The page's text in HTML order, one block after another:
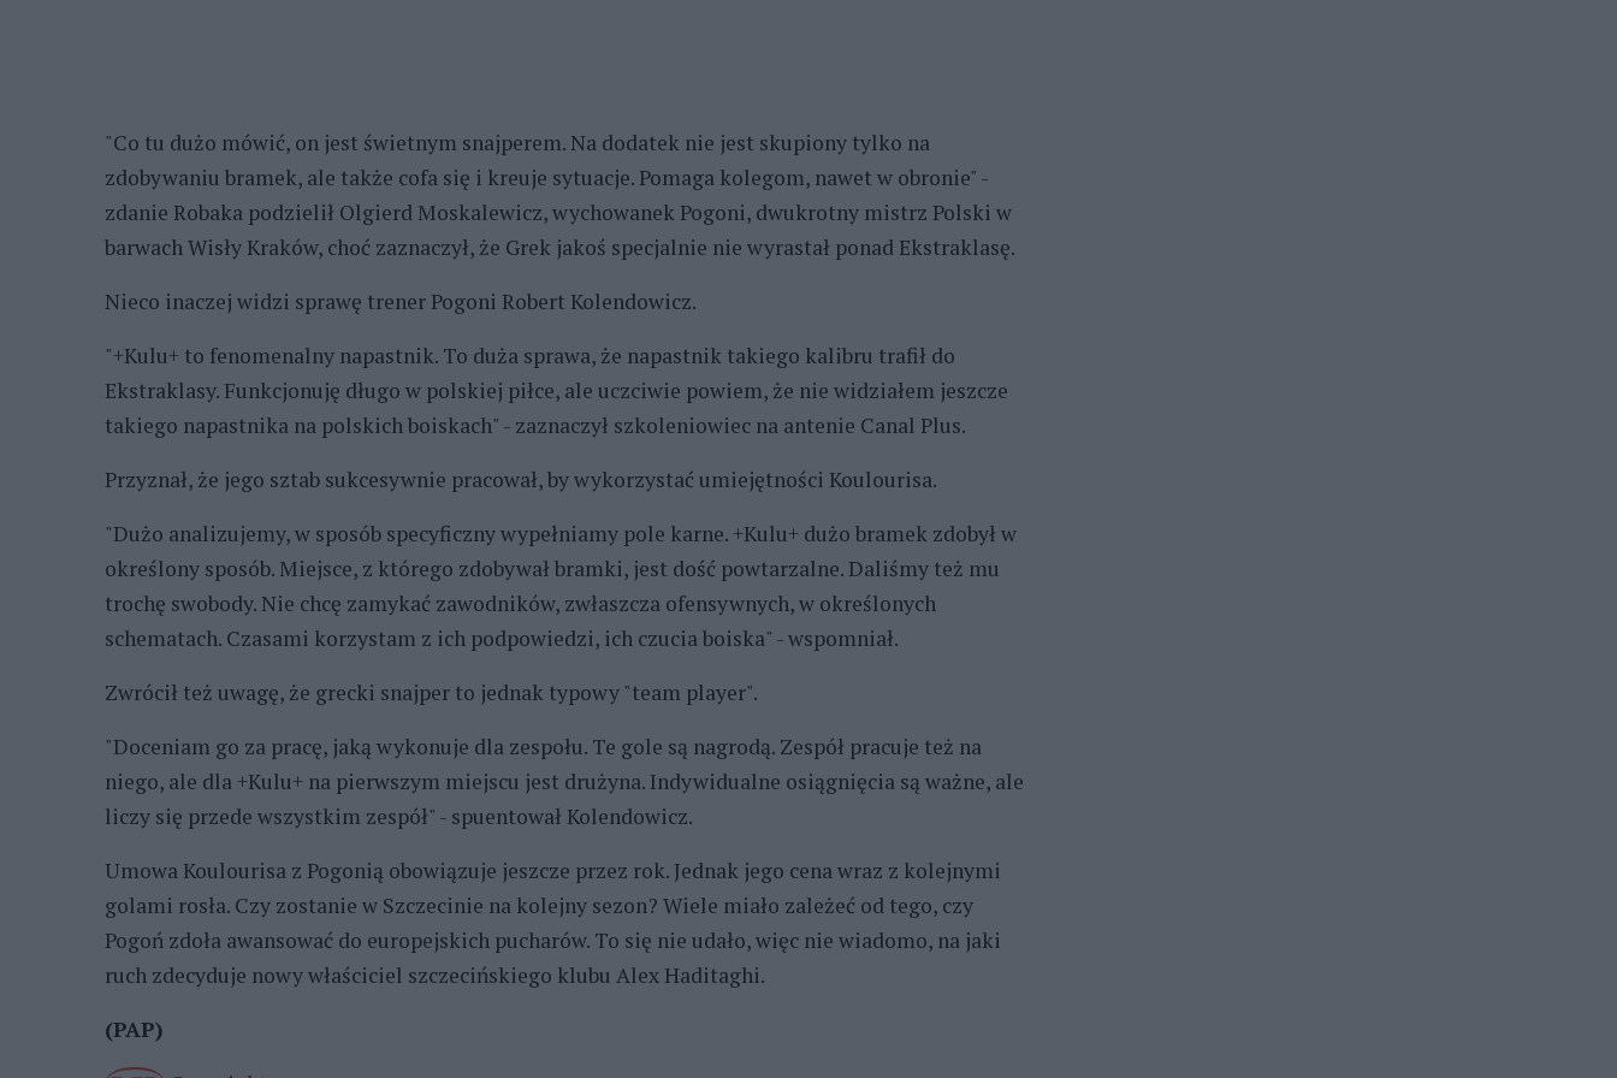
"Co tu dużo mówić, on jest świetnym snajperem. Na dodatek nie jest skupiony tylko na
zdobywaniu bramek, ale także cofa się i kreuje sytuacje. Pomaga kolegom, nawet w obronie" -
zdanie Robaka podzielił Olgierd Moskalewicz, wychowanek Pogoni, dwukrotny mistrz Polski w
barwach Wisły Kraków, choć zaznaczył, że Grek jakoś specjalnie nie wyrastał ponad Ekstraklasę.
Nieco inaczej widzi sprawę trener Pogoni Robert Kolendowicz.
"+Kulu+ to fenomenalny napastnik. To duża sprawa, że napastnik takiego kalibru trafił do
Ekstraklasy. Funkcjonuję długo w polskiej piłce, ale uczciwie powiem, że nie widziałem jeszcze
takiego napastnika na polskich boiskach" - zaznaczył szkoleniowiec na antenie Canal Plus.
Przyznał, że jego sztab sukcesywnie pracował, by wykorzystać umiejętności Koulourisa.
"Dużo analizujemy, w sposób specyficzny wypełniamy pole karne. +Kulu+ dużo bramek zdobył w
określony sposób. Miejsce, z którego zdobywał bramki, jest dość powtarzalne. Daliśmy też mu
trochę swobody. Nie chcę zamykać zawodników, zwłaszcza ofensywnych, w określonych
schematach. Czasami korzystam z ich podpowiedzi, ich czucia boiska" - wspomniał.
Zwrócił też uwagę, że grecki snajper to jednak typowy "team player".
"Doceniam go za pracę, jaką wykonuje dla zespołu. Te gole są nagrodą. Zespół pracuje też na
niego, ale dla +Kulu+ na pierwszym miejscu jest drużyna. Indywidualne osiągnięcia są ważne, ale
liczy się przede wszystkim zespół" - spuentował Kolendowicz.
Umowa Koulourisa z Pogonią obowiązuje jeszcze przez rok. Jednak jego cena wraz z kolejnymi
golami rosła. Czy zostanie w Szczecinie na kolejny sezon? Wiele miało zależeć od tego, czy
Pogoń zdoła awansować do europejskich pucharów. To się nie udało, więc nie wiadomo, na jaki
ruch zdecyduje nowy właściciel szczecińskiego klubu Alex Haditaghi.
(PAP)